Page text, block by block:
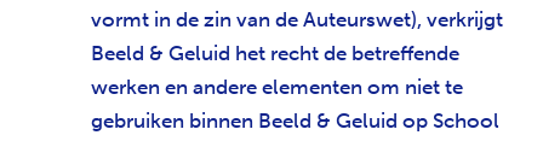
vormt in de zin van de Auteurswet), verkrijgt
Beeld & Geluid het recht de betreffende
werken en andere elementen om niet te
gebruiken binnen Beeld & Geluid op School